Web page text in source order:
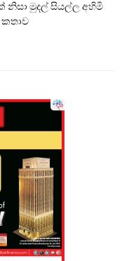
මුදල් සියල්ල අහිමි